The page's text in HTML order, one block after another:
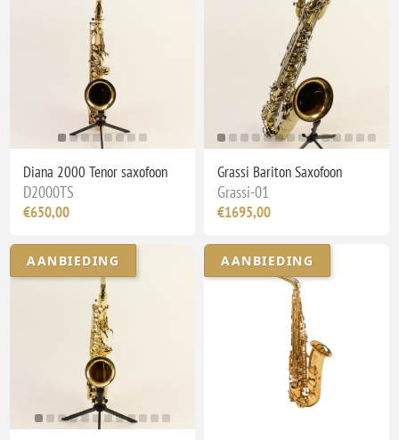
Diana 2000 Tenor saxofoon
D2000TS
€650,00
Grassi Bariton Saxofoon
Grassi-01
€1695,00
AANBIEDING AANBIEDING